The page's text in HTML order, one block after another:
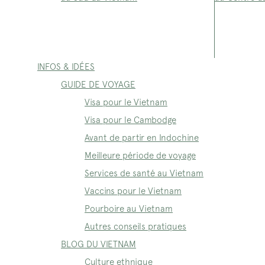
INFOS & IDÉES
GUIDE DE VOYAGE
Visa pour le Vietnam
Visa pour le Cambodge
Avant de partir en Indochine
Meilleure période de voyage
Services de santé au Vietnam
Vaccins pour le Vietnam
Pourboire au Vietnam
Autres conseils pratiques
BLOG DU VIETNAM
Culture ethnique